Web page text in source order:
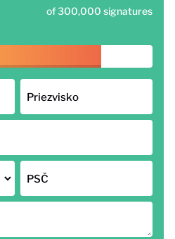
of 300,000 signatures
Priezvisko
PSČ